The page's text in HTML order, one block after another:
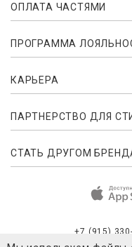
ОПЛАТА ЧАСТЯМИ
ПРОГРАММА
КАРЬЕРА
ПАРТНЕРСТВО ДЛЯ
СТАТЬ ДРУГОМ
+7 (915)